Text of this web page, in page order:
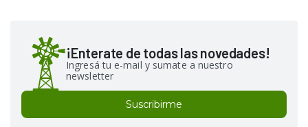
¡Enterate de todas las novedades!
Ingresá tu e-mail y sumate a nuestro
newsletter
Suscribirme